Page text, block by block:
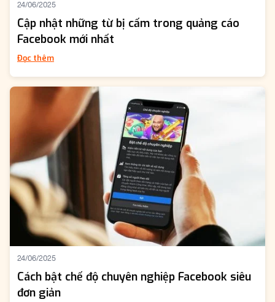
24/06/2025
Cập nhật những từ bị cấm trong quảng cáo
Facebook mới nhất
Đọc thêm
24/06/2025
Cách bật chế độ chuyên nghiệp Facebook siêu
đơn giản